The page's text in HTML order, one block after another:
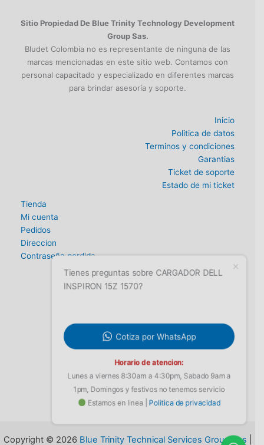
Sitio Propiedad De Blue Trinity Technology Development
Group Sas.
Bludet Colombia no es representante de ninguna de las
marcas mencionadas en este sitio web. Contamos con
personal capacitado y especializado en diferentes marcas
para brindar asesoría y soporte.
Inicio
Politica de datos
Terminos y condiciones
Garantias
Ticket de soporte
Estado de mi ticket
Tienda
Mi cuenta
Pedidos
Direccion
Contraseña perdida
Copyright © 2026 Blue Trinity Technical Services Group Sas
Tienes preguntas sobre CARGADOR DELL
Cotiza por WhatsApp
Horario de atencion:
Lunes a viernes 8:30am a 4:30pm, Sabado 9am a
1pm, Domingos y festivos no tenemos servicio